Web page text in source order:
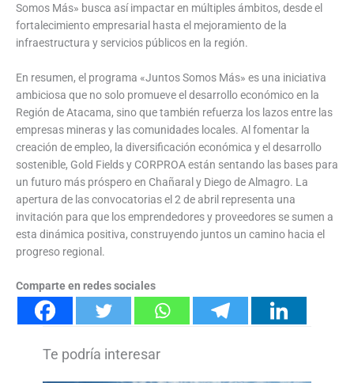
Somos Más» busca así impactar en múltiples ámbitos, desde el
fortalecimiento empresarial hasta el mejoramiento de la
infraestructura y servicios públicos en la región.
En resumen, el programa «Juntos Somos Más» es una iniciativa
ambiciosa que no solo promueve el desarrollo económico en la
Región de Atacama, sino que también refuerza los lazos entre las
empresas mineras y las comunidades locales. Al fomentar la
creación de empleo, la diversificación económica y el desarrollo
sostenible, Gold Fields y CORPROA están sentando las bases para
un futuro más próspero en Chañaral y Diego de Almagro. La
apertura de las convocatorias el 2 de abril representa una
invitación para que los emprendedores y proveedores se sumen a
esta dinámica positiva, construyendo juntos un camino hacia el
progreso regional.
Comparte en redes sociales